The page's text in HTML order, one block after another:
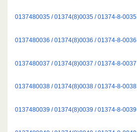
0137480035 / 01374(8)0035 / 01374-8-0035
0137480036 / 01374(8)0036 / 01374-8-0036
0137480037 / 01374(8)0037 / 01374-8-0037
0137480038 / 01374(8)0038 / 01374-8-0038
0137480039 / 01374(8)0039 / 01374-8-0039